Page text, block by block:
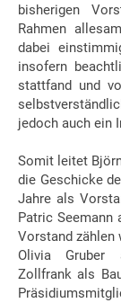
bisherigen
Rahmen
dabei
insofern
stattfand und
jedoch auch ein
Somit leitet
die Geschicke
Jahre als
Patric Seemann
Vorstand zählen
Olivia Gruber
Zollfrank als